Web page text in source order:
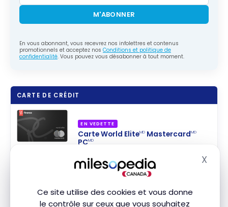
Ce site utilise des cookies et vous donne
le contrôle sur ceux que vous souhaitez
X
M'ABONNER
En vous abonnant, vous recevrez nos infolettres et contenus
promotionnels et acceptez nos Conditions et politique de
confidentialité. Vous pouvez vous désabonner à tout moment.
CARTE DE CRÉDIT
EN VEDETTE
Carte World EliteMD MastercardMD
PCMD
Valeur de la première année :